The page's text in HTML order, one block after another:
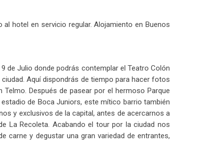
hotel en servicio regular. Alojamiento en Buenos
de Julio donde podrás contemplar el Teatro Colón
Aquí dispondrás de tiempo para hacer fotos
Después de pasear por el hermoso Parque
de Boca Juniors, este mítico barrio también
y exclusivos de la capital, antes de acercarnos a
La Recoleta. Acabando el tour por la ciudad nos
carne y degustar una gran variedad de entrantes,